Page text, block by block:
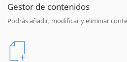
Gestor de contenidos
Podrás añadir, modificar y eliminar